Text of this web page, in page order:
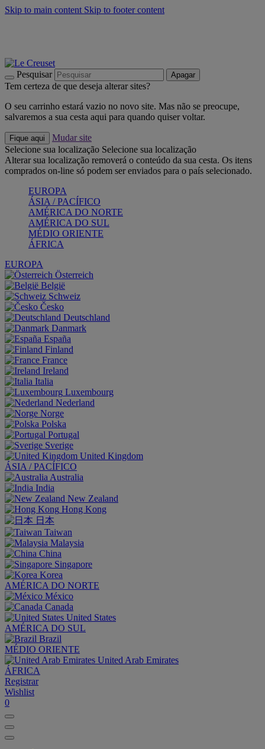
Skip to main content Skip to footer content
Pesquisar Apagar
Tem certeza de que deseja alterar sites?
O seu carrinho estará vazio no novo site. Mas não se preocupe,
salvaremos a sua cesta aqui para quando quiser voltar.
Fique aqui
Mudar site
Selecione sua localização Selecione sua localização
Alterar sua localização removerá o conteúdo da sua cesta. Os itens
comprados on-line só podem ser enviados para o país selecionado.
EUROPA
ÁSIA / PACÍFICO
AMÉRICA DO NORTE
AMÉRICA DO SUL
MÉDIO ORIENTE
ÁFRICA
EUROPA
Österreich
België
Schweiz
Česko
Deutschland
Danmark
España
Finland
France
Ireland
Italia
Luxembourg
Nederland
Norge
Polska
Portugal
Sverige
United Kingdom
ÁSIA / PACÍFICO
Australia
India
New Zealand
Hong Kong
日本
Taiwan
Malaysia
China
Singapore
Korea
AMÉRICA DO NORTE
México
Canada
United States
AMÉRICA DO SUL
Brazil
MÉDIO ORIENTE
United Arab Emirates
ÁFRICA
Registrar
Wishlist
0